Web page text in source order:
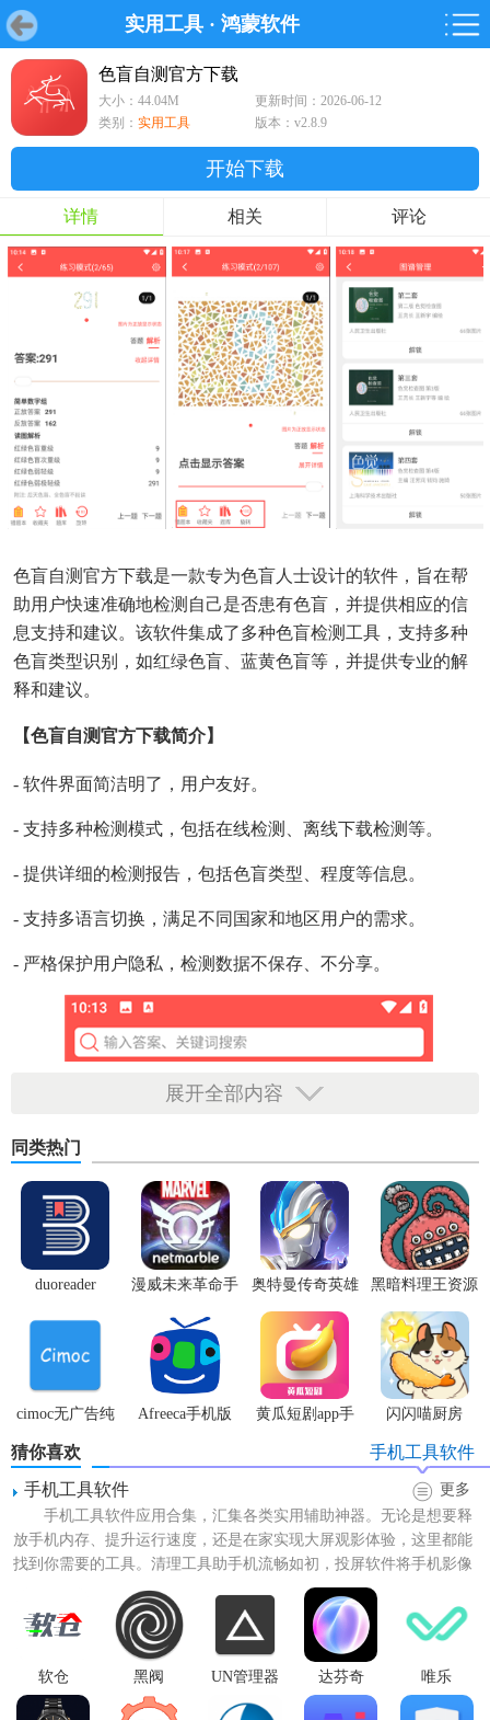
实用工具 · 鸿蒙软件
游戏 软件
首页 软件 鸿蒙
游戏
鸿蒙
软件
专题
色盲自测官方下载
大小：44.04M
更新时间：2026-06-12
类别： 实用工具 版本：v2.8.9
开始下载
详情 相关 评论
色盲自测官方下载是一款专为色盲人士设计的软件，旨在帮
助用户快速准确地检测自己是否患有色盲，并提供相应的信
息支持和建议。该软件集成了多种色盲检测工具，支持多种
色盲类型识别，如红绿色盲、蓝黄色盲等，并提供专业的解
释和建议。
【色盲自测官方下载简介】
- 软件界面简洁明了，用户友好。
- 支持多种检测模式，包括在线检测、离线下载检测等。
- 提供详细的检测报告，包括色盲类型、程度等信息。
- 支持多语言切换，满足不同国家和地区用户的需求。
- 严格保护用户隐私，检测数据不保存、不分享。
【色盲自测官方下载特色】
展开全部内容
同类热门
duoreader
漫威未来革命手
奥特曼传奇英雄
体验服
黑暗料理王资源
无限
cimoc无广告纯
净版
Afreeca手机版
黄瓜短剧app手
闪闪喵厨房
猜你喜欢
手机工具软件
手机工具软件
更多
手机工具软件应用合集，汇集各类实用辅助神器。无论是想要释
放手机内存、提升运行速度，还是在家实现大屏观影体验，这里都能
找到你需要的工具。清理工具助手机流畅如初，投屏软件将手机影像
轻松投射至电视，满足你多...
软仓 黑阀 UN管理器 达芬奇 唯乐